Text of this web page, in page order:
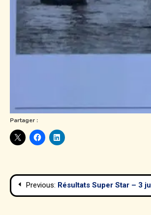
Partager :
Navigation
Previous: Résultats Super Star – 3 juillet 2022